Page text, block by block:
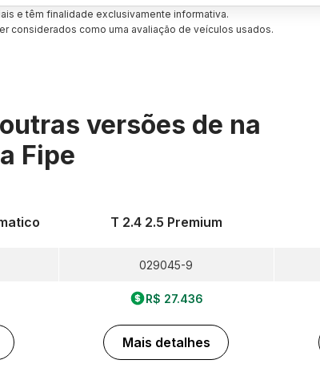
e têm finalidade exclusivamente informativa.
considerados como uma avaliação de veículos usados.
versões de na
Fipe
T 2.4 2.5 Premium
029045-9
R$ 27.436
Mais detalhes